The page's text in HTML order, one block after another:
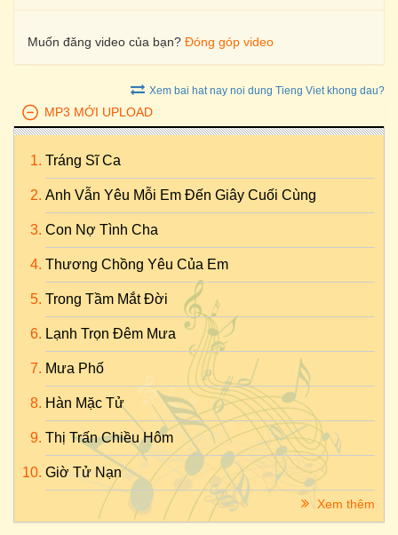
Muốn đăng video của bạn? Đóng góp video
Xem bai hat nay noi dung Tieng Viet khong dau?
MP3 MỚI UPLOAD
Tráng Sĩ Ca
Anh Vẫn Yêu Mỗi Em Đến Giây Cuối Cùng
Con Nợ Tình Cha
Thương Chồng Yêu Của Em
Trong Tầm Mắt Đời
Lạnh Trọn Đêm Mưa
Mưa Phố
Hàn Mặc Tử
Thị Trấn Chiều Hôm
Giờ Tử Nạn
Xem thêm